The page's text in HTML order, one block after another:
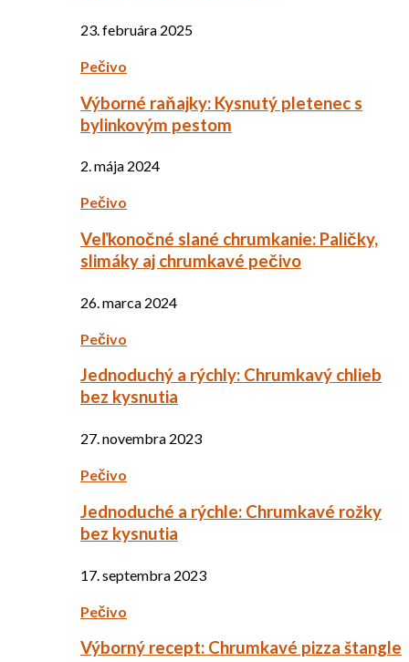
23. februára 2025
Pečivo
Výborné raňajky: Kysnutý pletenec s
bylinkovým pestom
2. mája 2024
Pečivo
Veľkonočné slané chrumkanie: Paličky,
slimáky aj chrumkavé pečivo
26. marca 2024
Pečivo
Jednoduchý a rýchly: Chrumkavý chlieb
bez kysnutia
27. novembra 2023
Pečivo
Jednoduché a rýchle: Chrumkavé rožky
bez kysnutia
17. septembra 2023
Pečivo
Výborný recept: Chrumkavé pizza štangle